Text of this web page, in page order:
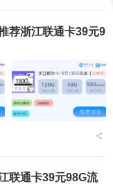
荐浙江联通卡39元9
联通卡39元98G流